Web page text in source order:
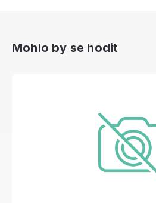
Mohlo by se hodit